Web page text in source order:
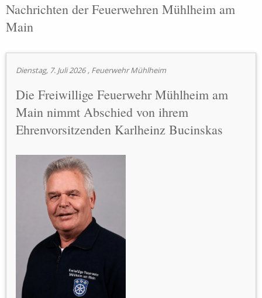
Nachrichten der Feuerwehren Mühlheim am
Main
Dienstag, 7. Juli 2026 , Feuerwehr Mühlheim
Die Freiwillige Feuerwehr Mühlheim am
Main nimmt Abschied von ihrem
Ehrenvorsitzenden Karlheinz Bucinskas